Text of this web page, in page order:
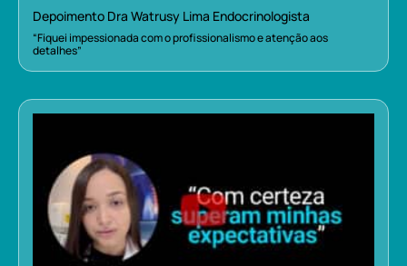
Depoimento Dra Watrusy Lima Endocrinologista
“Fiquei impessionada com o profissionalismo e atenção aos
detalhes”